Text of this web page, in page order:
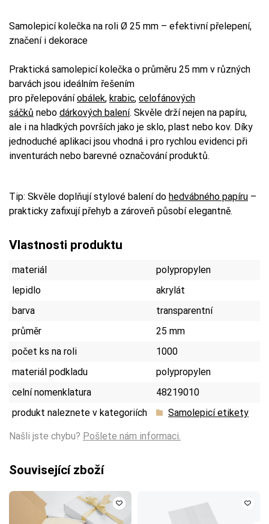
Samolepicí kolečka na roli Ø 25 mm – efektivní přelepení,
značení i dekorace
Praktická samolepicí kolečka o průměru 25 mm v různých
barvách jsou ideálním řešením
pro přelepováníobálek, krabic, celofánových
sáčků nebo dárkových balení. Skvěle drží nejen na papíru,
ale i na hladkých površích jako je sklo, plast nebo kov. Díky
jednoduché aplikaci jsou vhodná i pro rychlou evidenci při
inventurách nebo barevné označování produktů.
Tip: Skvěle doplňují stylové balení do hedvábného papíru –
prakticky zafixují přehyb a zároveň působí elegantně.
Vlastnosti produktu
materiál
polypropylen
lepidlo
akrylát
barva
transparentní
průměr
25 mm
počet ks na roli
1000
materiál podkladu
polypropylen
celní nomenklatura
48219010
produkt naleznete v kategoriích
Samolepicí etikety
Našli jste chybu? Pošlete nám informaci.
Související zboží